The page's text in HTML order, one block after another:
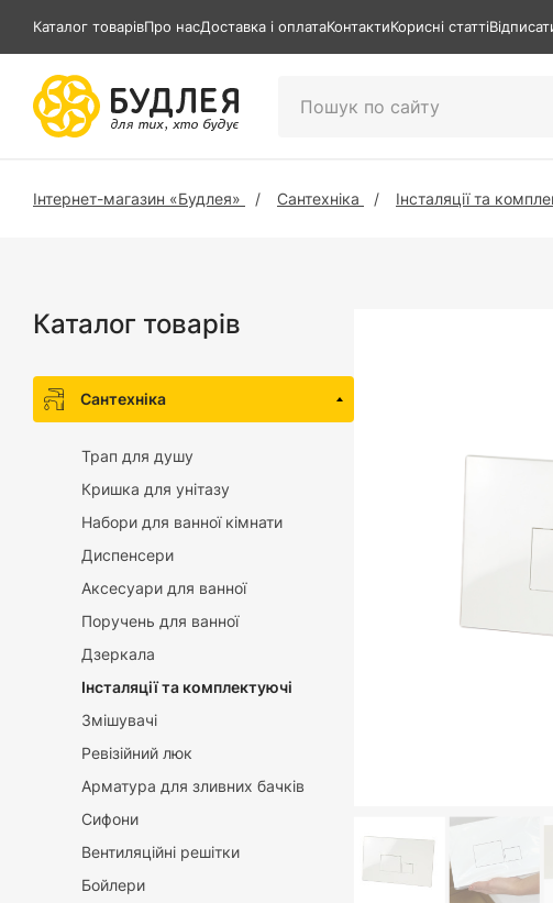
Каталог товарівПро насДоставка і оплатаКонтактиКорисні статті
Інтернет-магазин «Будлея» Сантехніка Інсталяції та
Каталог товарів
Сантехніка
Трап для душу
Кришка для унітазу
Набори для ванної кімнати
Диспенсери
Аксесуари для ванної
Поручень для ванної
Дзеркала
Інсталяції та комплектуючі
Змішувачі
Ревізійний люк
Арматура для зливних бачків
Сифони
Вентиляційні решітки
Бойлери